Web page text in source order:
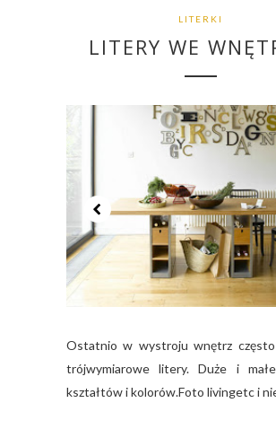
LITERKI
LITERY WE
Ostatnio w wystroju wnętrz często
trójwymiarowe litery. Duże i
kształtów i kolorów.Foto livingetc i